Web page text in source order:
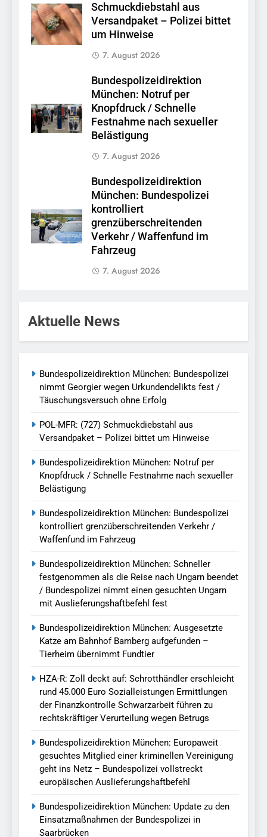
Schmuckdiebstahl aus
Versandpaket – Polizei bittet
um Hinweise
7. August 2026
Bundespolizeidirektion
München: Notruf per
Knopfdruck / Schnelle
Festnahme nach sexueller
Belästigung
7. August 2026
Bundespolizeidirektion
München: Bundespolizei
kontrolliert
grenzüberschreitenden
Verkehr / Waffenfund im
Fahrzeug
7. August 2026
Aktuelle News
Bundespolizeidirektion München: Bundespolizei
nimmt Georgier wegen Urkundendelikts fest /
Täuschungsversuch ohne Erfolg
POL-MFR: (727) Schmuckdiebstahl aus
Versandpaket – Polizei bittet um Hinweise
Bundespolizeidirektion München: Notruf per
Knopfdruck / Schnelle Festnahme nach sexueller
Belästigung
Bundespolizeidirektion München: Bundespolizei
kontrolliert grenzüberschreitenden Verkehr /
Waffenfund im Fahrzeug
Bundespolizeidirektion München: Schneller
festgenommen als die Reise nach Ungarn beendet
/ Bundespolizei nimmt einen gesuchten Ungarn
mit Auslieferungshaftbefehl fest
Bundespolizeidirektion München: Ausgesetzte
Katze am Bahnhof Bamberg aufgefunden –
Tierheim übernimmt Fundtier
HZA-R: Zoll deckt auf: Schrotthändler erschleicht
rund 45.000 Euro Sozialleistungen Ermittlungen
der Finanzkontrolle Schwarzarbeit führen zu
rechtskräftiger Verurteilung wegen Betrugs
Bundespolizeidirektion München: Europaweit
gesuchtes Mitglied einer kriminellen Vereinigung
geht ins Netz – Bundespolizei vollstreckt
europäischen Auslieferungshaftbefehl
Bundespolizeidirektion München: Update zu den
Einsatzmaßnahmen der Bundespolizei in
Saarbrücken